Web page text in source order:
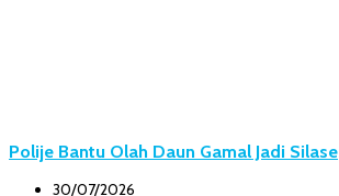
Polije Bantu Olah Daun Gamal Jadi Silase
30/07/2026